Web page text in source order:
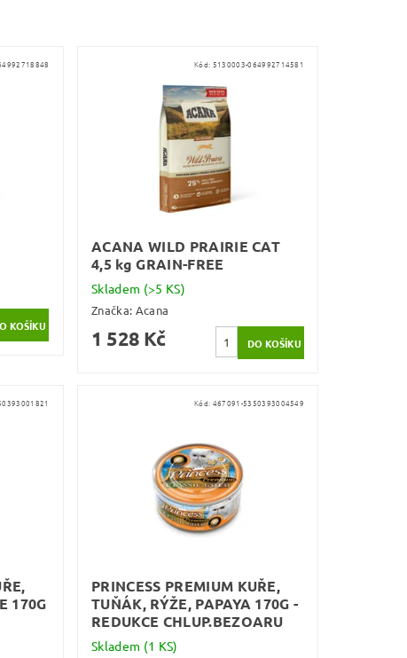
Kód: 5130003-064992714581
ACANA WILD PRAIRIE CAT
4,5 kg GRAIN-FREE
Skladem (>5 KS)
Značka: Acana
1 528 Kč
170G
Kód: 467091-5350393004549
PRINCESS PREMIUM KUŘE,
TUŇÁK, RÝŽE, PAPAYA 170G -
REDUKCE CHLUP.BEZOARU
Skladem (1 KS)